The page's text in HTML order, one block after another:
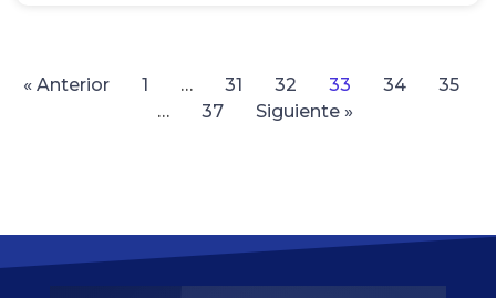
« Anterior 1 … 31 32 33 34
35
…
37 Siguiente »